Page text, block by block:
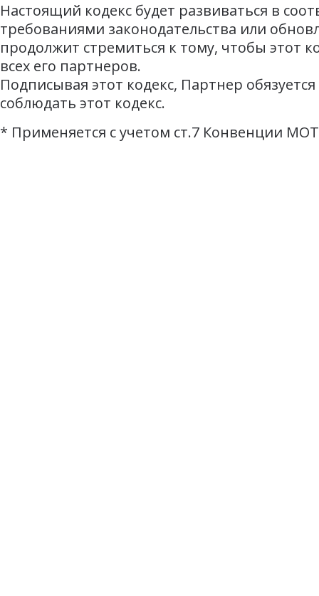
Настоящий кодекс будет развиваться в
требованиями законодательства или
продолжит стремиться к тому, чтобы этот
всех его партнеров.
Подписывая этот кодекс, Партнер
соблюдать этот кодекс.
* Применяется с учетом ст.7 Конвенции